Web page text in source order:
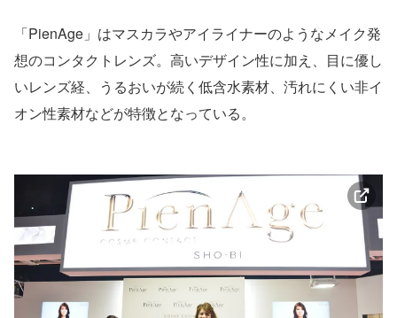
「PienAge」はマスカラやアイライナーのようなメイク発
想のコンタクトレンズ。高いデザイン性に加え、目に優し
いレンズ経、うるおいが続く低含水素材、汚れにくい非イ
オン性素材などが特徴となっている。